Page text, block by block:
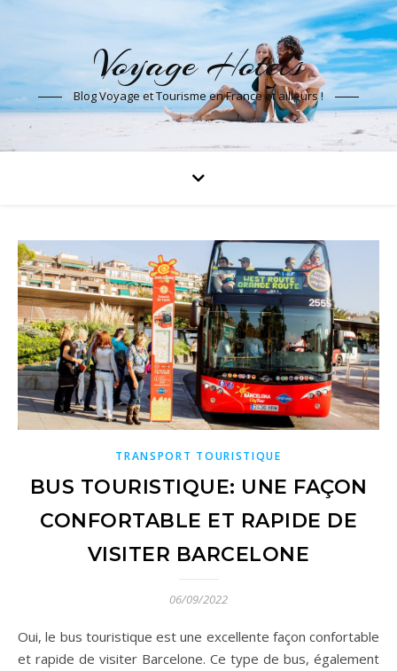
Voyage Hotels
Blog Voyage et Tourisme en France et ailleurs !
TRANSPORT TOURISTIQUE
BUS TOURISTIQUE: UNE FAÇON
CONFORTABLE ET RAPIDE DE
VISITER BARCELONE
06/09/2022
Oui, le bus touristique est une excellente façon confortable
et rapide de visiter Barcelone. Ce type de bus, également